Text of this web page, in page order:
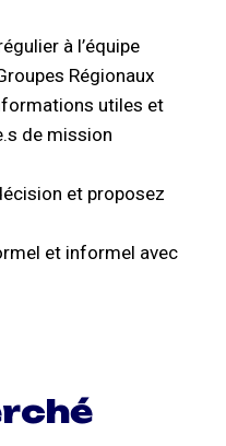
à l’équipe
Régionaux
utiles et
de mission
et proposez
et informel avec